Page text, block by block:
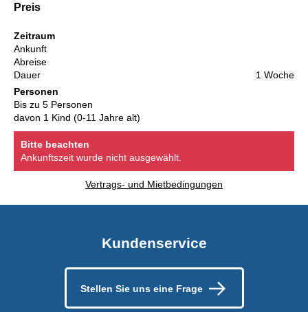
Preis
Zeitraum
Ankunft
Abreise
Dauer
1 Woche
Personen
Bis zu 5 Personen
davon 1 Kind (0-11 Jahre alt)
Bitte beachten
Ankunftszeit wurde nicht ausgewählt.
Vertrags- und Mietbedingungen
Kundenservice
Stellen Sie uns eine Frage